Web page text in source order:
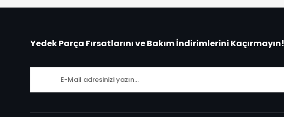
Yedek Parça Fırsatlarını ve Bakım İndirimlerini Kaçırmayın!